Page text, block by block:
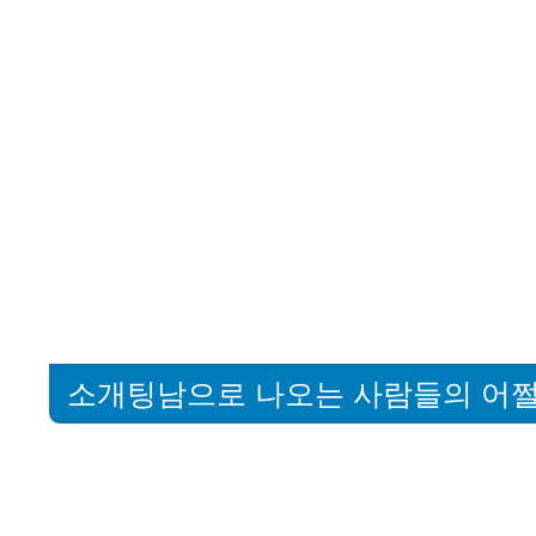
소개팅남으로 나오는 사람들의 어